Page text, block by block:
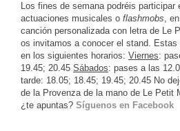
Los fines de semana podréis participar
actuaciones musicales o flashmobs,
canción personalizada con letra de Le
os invitamos a conocer el stand.
en los siguientes horarios: Viernes:
19.45; 20.45 Sábados: pases a las
tarde: 18.05; 18.45; 19.45; 20.45 No
de la Provenza de la mano de Le Petit
¿te apuntas? Síguenos en Facebook